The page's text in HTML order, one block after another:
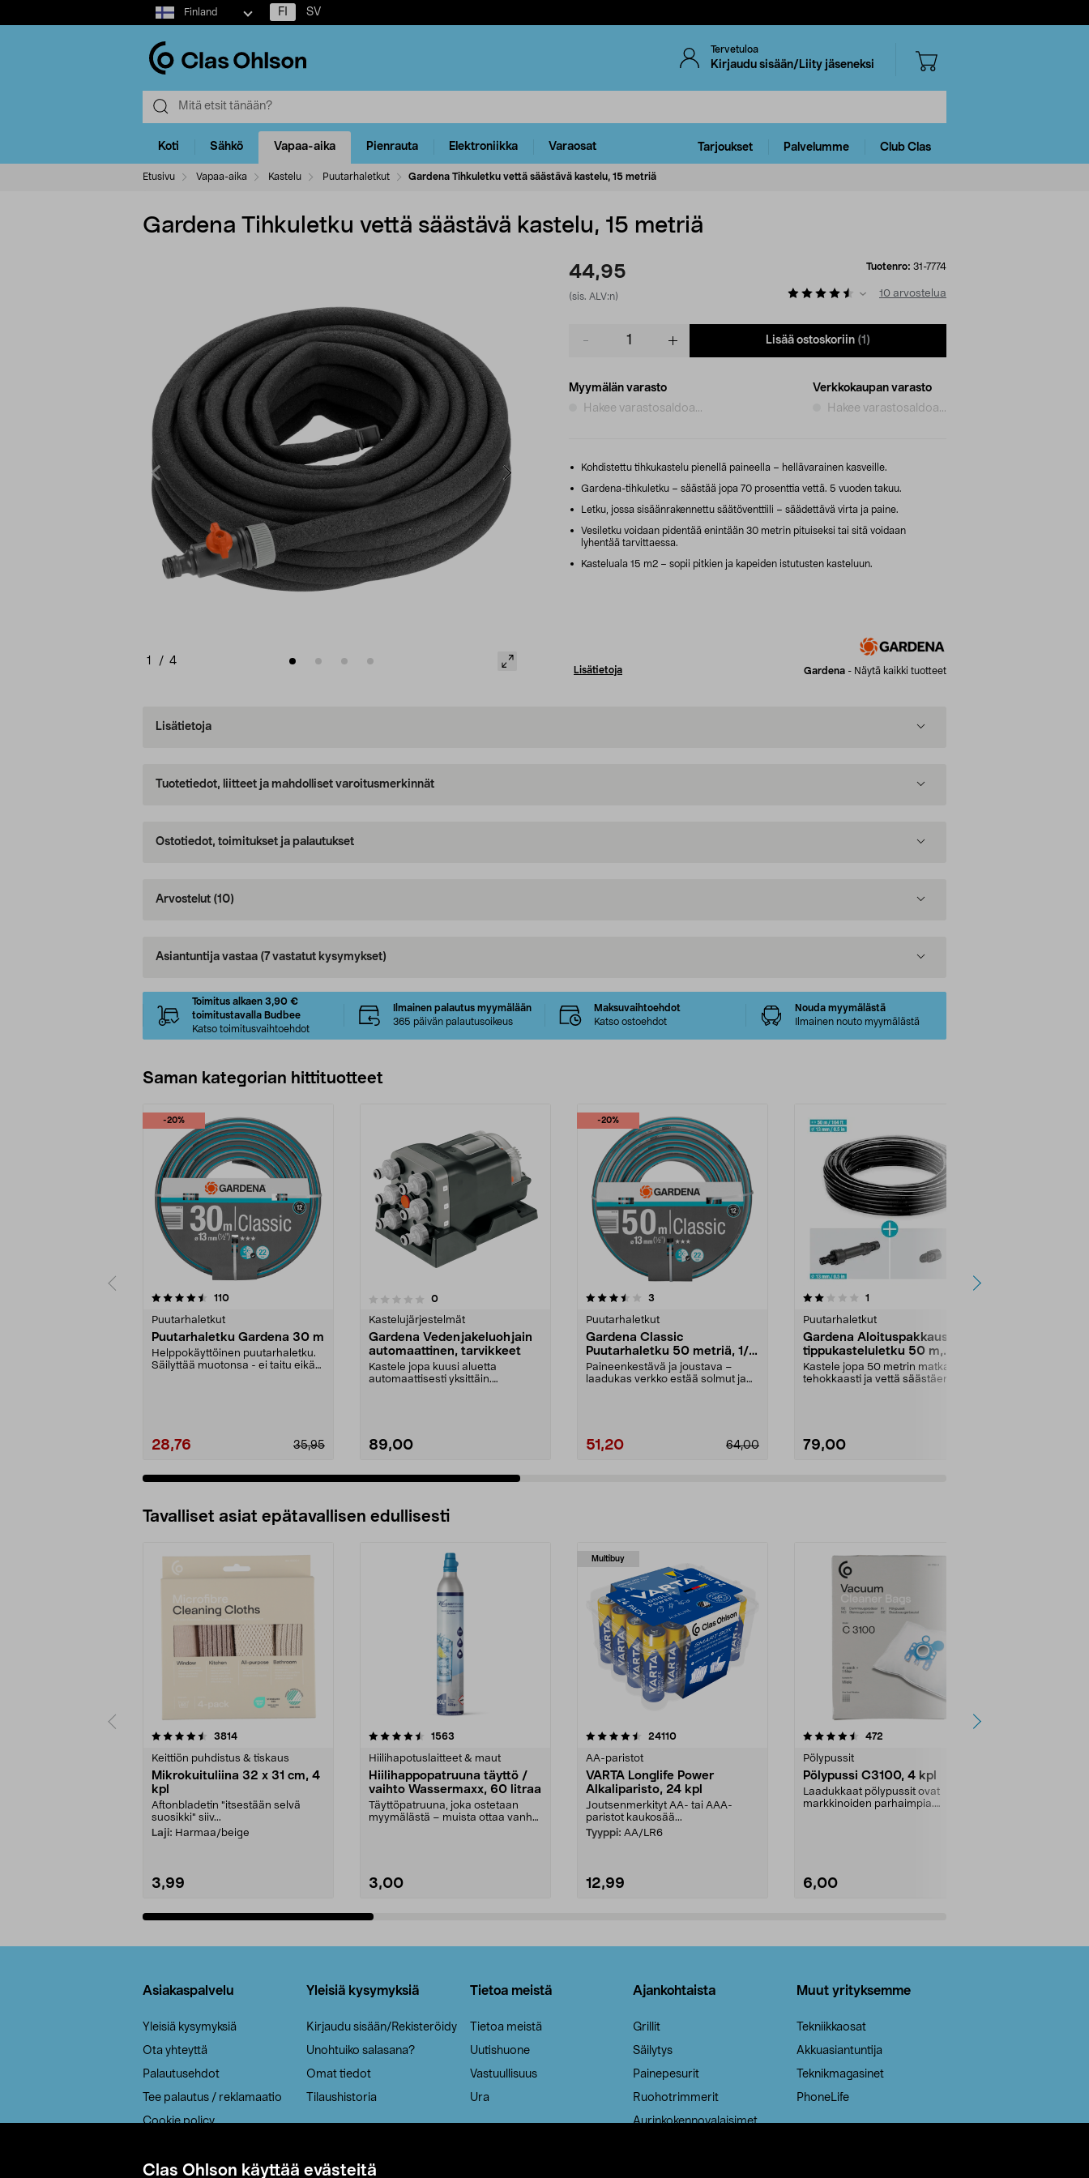
Clas Ohlson käyttää evästeitä
Select
market
Finland FI SV
Tervetuloa
Kirjaudu sisään/Liity jäseneksi
Koti Sähkö Vapaa-aika Pienrauta Elektroniikka Varaosat Tarjoukset Palvelumme Club Clas
Etusivu Vapaa-aika Kastelu Puutarhaletkut Gardena Tihkuletku vettä säästävä kastelu, 15 metriä
Gardena Tihkuletku vettä säästävä kastelu, 15 metriä
1 / 4
44,95
(sis. ALV:n)
Tuotenro: 31-7774
10 arvostelua
Lisää ostoskoriin (1)
Myymälän varasto
Hakee varastosaldoa...
Verkkokaupan varasto
Hakee varastosaldoa...
Kohdistettu tihkukastelu pienellä paineella – hellävarainen kasveille.
Gardena-tihkuletku – säästää jopa 70 prosenttia vettä. 5 vuoden takuu.
Letku, jossa sisäänrakennettu säätöventtiili – säädettävä virta ja paine.
Vesiletku voidaan pidentää enintään 30 metrin pituiseksi tai sitä voidaan
lyhentää tarvittaessa.
Kasteluala 15 m2 – sopii pitkien ja kapeiden istutusten kasteluun.
Lisätietoja Gardena - Näytä kaikki tuotteet
Lisätietoja
Tuotetiedot, liitteet ja mahdolliset varoitusmerkinnät
Ostotiedot, toimitukset ja palautukset
Arvostelut (10)
Asiantuntija vastaa (7 vastatut kysymykset)
Toimitus alkaen 3,90 €
toimitustavalla Budbee
Katso toimitusvaihtoehdot
Ilmainen palautus myymälään
365 päivän palautusoikeus
Maksuvaihtoehdot
Katso ostoehdot
Nouda myymälästä
Ilmainen nouto myymälästä
Saman kategorian hittituotteet
-20%
110arvostelut
Puutarhaletkut
Puutarhaletku Gardena 30 m
Helppokäyttöinen puutarhaletku.
Säilyttää muotonsa - ei taitu eikä
28,76 35,95
0.0 viidestä
0arvostelut
Kastelujärjestelmät
Gardena Vedenjakeluohjain
automaattinen, tarvikkeet
Kastele jopa kuusi aluetta
automaattisesti yksittäin.
89,00
-20%
3.5 viidestä
3
Puutarhaletkut
Gardena Classic
Puutarhaletku 50 metriä, 1/2
tuumaa
Paineenkestävä ja joustava –
laadukas verkko estää solmut ja
51,20 64,00
2.0 viidestä
1
Puutarhaletkut
Gardena Aloituspakkaus
tippukasteluletku 50 m,
pensaat ja pensasaidat
Kastele jopa 50 metrin matkalla
tehokkaasti ja vettä säästäen –
79,00
4.5 viidestä
Tavalliset asiat epätavallisen edullisesti
3814arvostelut
Keittiön puhdistus & tiskaus
Mikrokuituliina 32 x 31 cm, 4
kpl
Aftonbladetin "itsestään selvä
suosikki" siiv...
Laji: Harmaa/beige
3,99
4.5viidestä
1563
Hiilihapotuslaitteet & maut
Hiilihappopatruuna täyttö /
vaihto Wassermaxx, 60 litraa
Täyttöpatruuna, joka ostetaan
myymälästä – muista ottaa vanha
3,00
Multibuy
4.5viidestä
24110arvostelut
AA-paristot
VARTA Longlife Power
Alkaliparisto, 24 kpl
Joutsenmerkityt AA- tai AAA-
paristot kaukosää...
Tyyppi: AA/LR6
12,99
4.5viidestä
472
Pölypussit
Pölypussi C3100, 4 kpl
Laadukkaat pölypussit ovat
markkinoiden parhaimpia.
6,00
4.5viidestä
Asiakaspalvelu
Yleisiä kysymyksiä
Ota yhteyttä
Palautusehdot
Tee palautus / reklamaatio
Cookie policy
Saavutettavuus
Yleisiä kysymyksiä
Kirjaudu sisään/Rekisteröidy
Unohtuiko salasana?
Omat tiedot
Tilaushistoria
Tietoa meistä
Tietoa meistä
Uutishuone
Vastuullisuus
Ura
Ajankohtaista
Grillit
Säilytys
Painepesurit
Ruohotrimmerit
Aurinkokennovalaisimet
Muut yrityksemme
Tekniikkaosat
Akkuasiantuntija
Teknikmagasinet
PhoneLife